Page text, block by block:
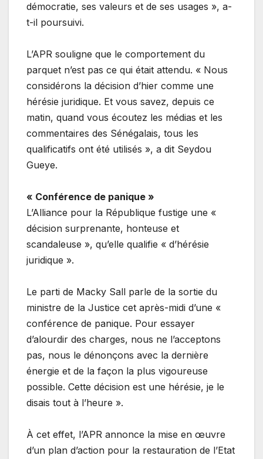
démocratie, ses valeurs et de ses usages », a-
t-il poursuivi.
L’APR souligne que le comportement du
parquet n’est pas ce qui était attendu. « Nous
considérons la décision d’hier comme une
hérésie juridique. Et vous savez, depuis ce
matin, quand vous écoutez les médias et les
commentaires des Sénégalais, tous les
qualificatifs ont été utilisés », a dit Seydou
Gueye.
« Conférence de panique »
L’Alliance pour la République fustige une «
décision surprenante, honteuse et
scandaleuse », qu’elle qualifie « d’hérésie
juridique ».
Le parti de Macky Sall parle de la sortie du
ministre de la Justice cet après-midi d’une «
conférence de panique. Pour essayer
d’alourdir des charges, nous ne l’acceptons
pas, nous le dénonçons avec la dernière
énergie et de la façon la plus vigoureuse
possible. Cette décision est une hérésie, je le
disais tout à l’heure ».
À cet effet, l’APR annonce la mise en œuvre
d’un plan d’action pour la restauration de l’Etat